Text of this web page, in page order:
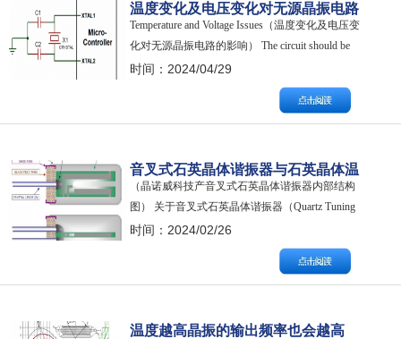
温度变化及电压变化对无源晶振电路
的影响
Temperature and Voltage Issues（温度变化及电压变
化对无源晶振电路的影响） The circuit should be
tested over the entire temperature and voltage range in
时间：2024/04/29
音叉式石英晶体谐振器与石英晶体温
度传感器的关系
（晶诺威科技产音叉式石英晶体谐振器内部结构
图） 关于音叉式石英晶体谐振器（Quartz Tuning
Fork Resonators）与石英晶体温度传感器（Quartz
Crystal Temperature Sensors）的关系，晶诺威科技
解释如下： 石英晶体温度传感器概念 基于压电石
英晶体谐振…
时间：2024/02/26
温度越高晶振的输出频率也会越高